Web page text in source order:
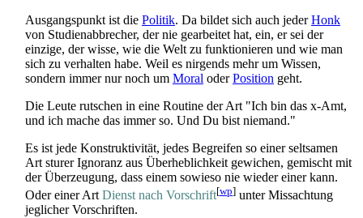
Ausgangspunkt ist die Politik. Da bildet sich auch jederHonk
von Studien­abbrecher, der nie gearbeitet hat, ein, er sei der
einzige, der wisse, wie die Welt zu funktionieren und wie man
sich zu verhalten habe. Weil es nirgends mehr um Wissen,
sondern immer nur noch um Moral oderPosition geht.
Die Leute rutschen in eine Routine der Art "Ich bin das x-Amt,
und ich mache das immer so. Und Du bist niemand."
Es ist jede Konstruktivität, jedes Begreifen so einer seltsamen
Art sturer Ignoranz aus Überheblichkeit gewichen, gemischt mit
der Überzeugung, dass einem sowieso nie wieder einer kann.
Oder einer Art Dienst nach Vorschrift[wp] unter Missachtung
jeglicher Vorschriften.